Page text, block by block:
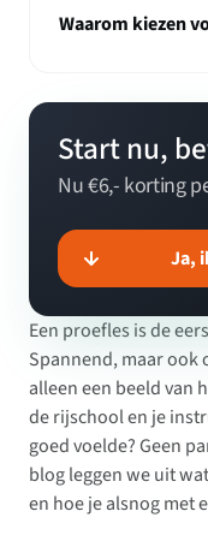
Waarom kiezen
Start nu,
Nu €6,- korting
Ja,
Een proefles is de
Spannend, maar ook
alleen een beeld van
de rijschool en je
goed voelde? Geen
blog leggen we uit
en hoe je alsnog met